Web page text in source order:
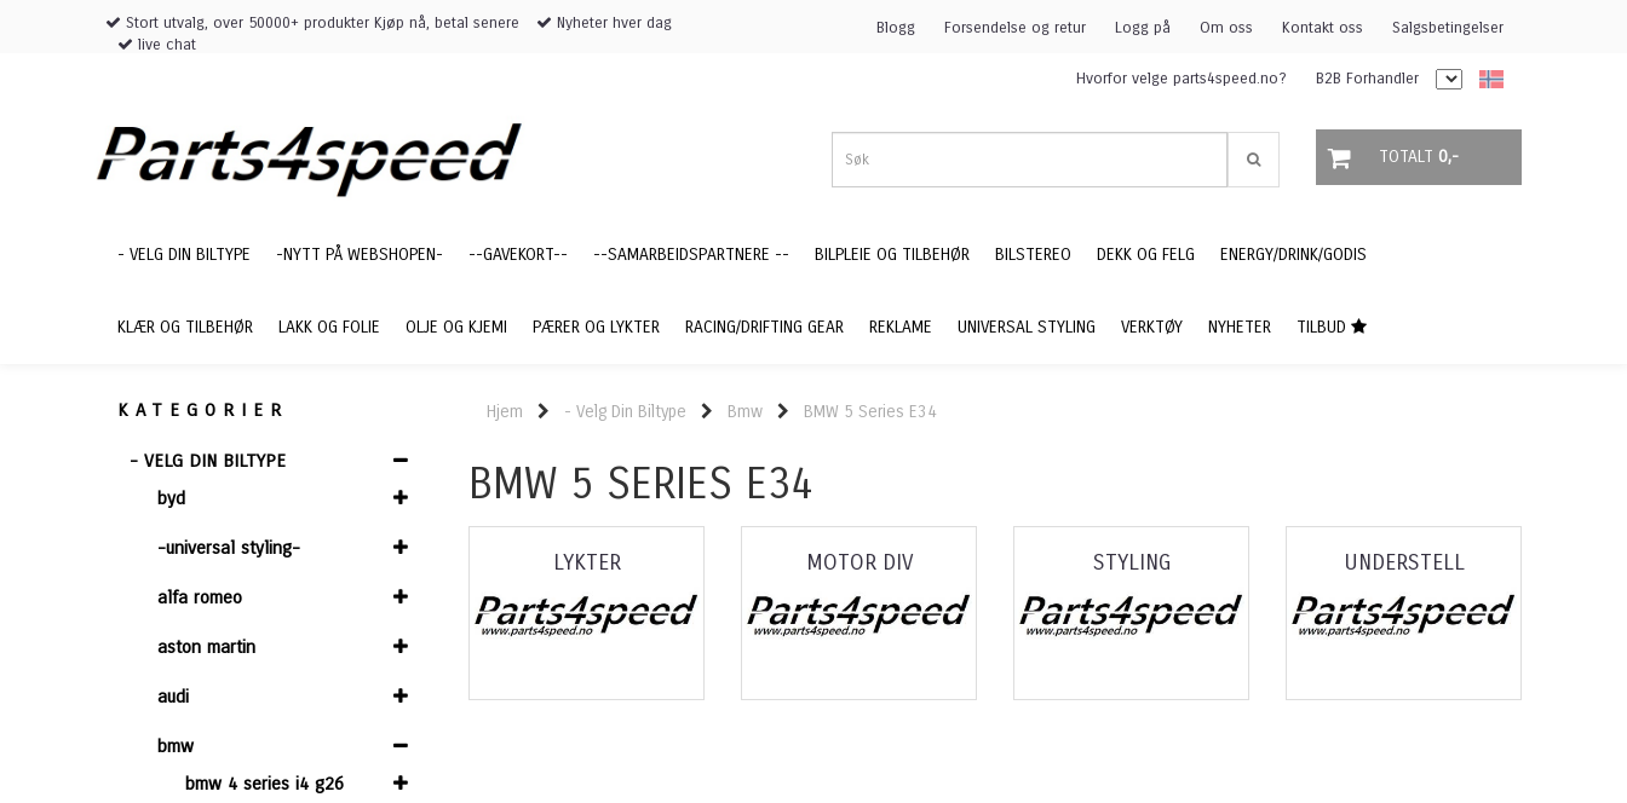
Stort utvalg, over 50000+ produkter Kjøp nå, betal senere
Nyheter hver dag
live chat
Blogg Forsendelse og retur Logg på Om oss Kontakt oss Salgsbetingelser
Hvorfor velge parts4speed.no? B2B Forhandler
TOTALT 0,-
- VELG DIN BILTYPE -NYTT PÅ WEBSHOPEN- --GAVEKORT-- --SAMARBEIDSPARTNERE -- BILPLEIE OG TILBEHØR BILSTEREO DEKK OG FELG ENERGY/DRINK/GODIS
KLÆR OG TILBEHØR LAKK OG FOLIE OLJE OG KJEMI PÆRER OG LYKTER RACING/DRIFTING GEAR REKLAME UNIVERSAL STYLING VERKTØY NYHETER TILBUD
KATEGORIER
- VELG DIN BILTYPE
byd
-universal styling-
alfa romeo
aston martin
audi
bmw
bmw 4 series i4 g26
Hjem - Velg Din Biltype Bmw BMW 5 Series E34
BMW 5 SERIES E34
LYKTER MOTOR DIV STYLING UNDERSTELL